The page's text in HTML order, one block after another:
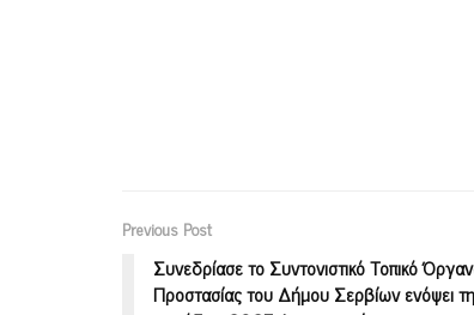
Previous Post
Συνεδρίασε το Συντονιστικό Τοπικό
Προστασίας του Δήμου Σερβίων ενόψει